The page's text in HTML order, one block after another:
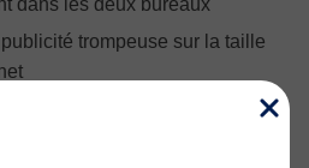
dans les deux bureaux
trompeuse sur la taille
et de confidentialité